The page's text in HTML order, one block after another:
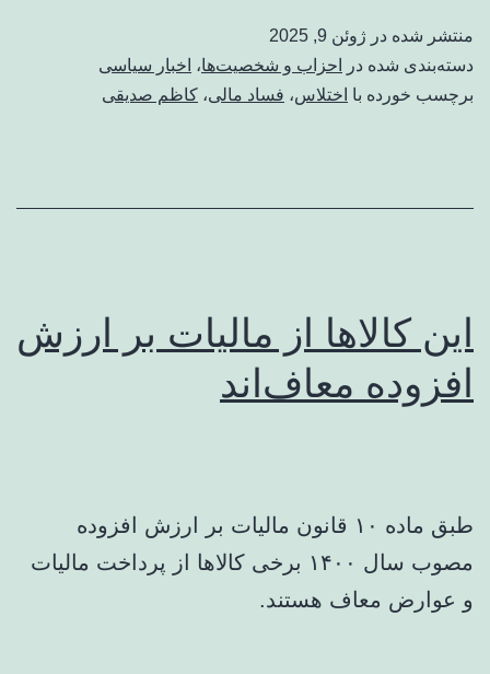
منتشر شده در ژوئن 9, 2025
دسته‌بندی شده در
احزاب و شخصیت‌ها، اخبار سیاسی
برچسب خورده با اختلاس، فساد مالی، کاظم صدیقی
این کالاها از مالیات بر ارزش
افزوده معاف‌اند
طبق ماده ۱۰ قانون مالیات بر ارزش افزوده
مصوب سال ۱۴۰۰ برخی کالاها از پرداخت مالیات
و عوارض معاف هستند.